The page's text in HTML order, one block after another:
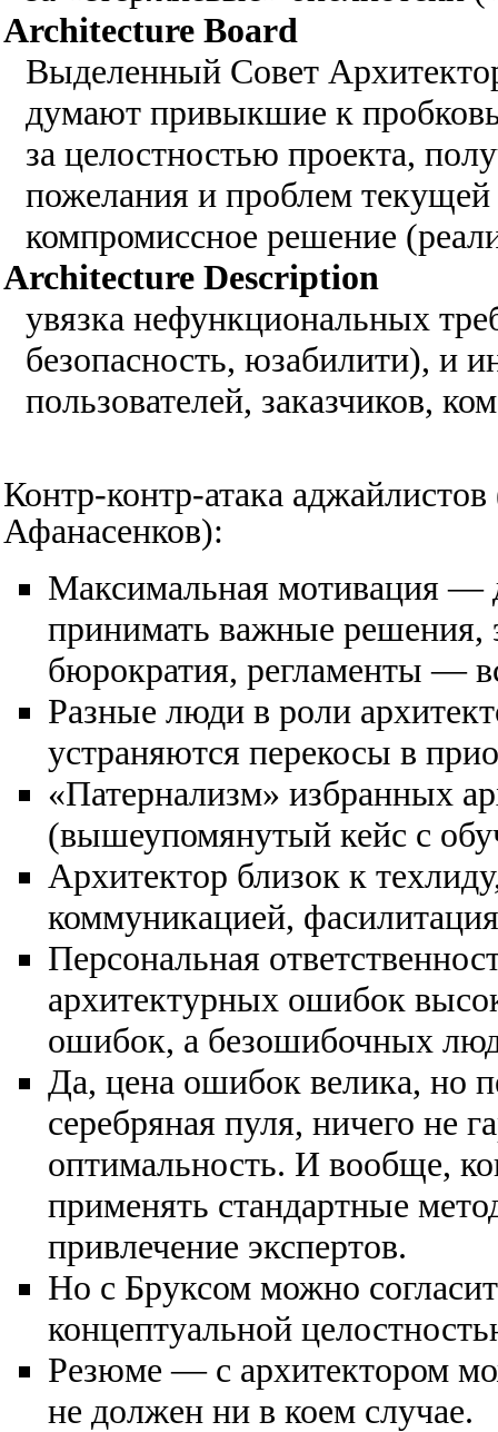
Architecture Board
Выделенный Совет
думают привыкшие к
за целостностью проекта,
пожелания и проблем
компромиссное решение
Architecture Description
увязка нефункциональных
безопасность, юзабилити), и
пользователей, заказчиков,
Контр-контр-атака
Афанасенков):
Максимальная мотивация —
принимать важные решения,
бюрократия, регламенты —
Разные люди в роли
устраняются перекосы в
«Патернализм» избранных
(вышеупомянутый кейс с
Архитектор близок к
коммуникацией,
Персональная
архитектурных ошибок
ошибок, а безошибочных
Да, цена ошибок велика, но
серебряная пуля, ничего не
оптимальность. И вообще,
применять стандартные
привлечение экспертов.
Но с Бруксом можно
концептуальной
Резюме — с архитектором
не должен ни в коем случае.